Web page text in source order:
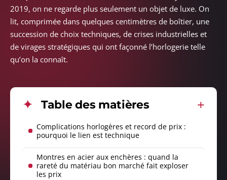
2019, on ne regarde plus seulement un objet de luxe. On
lit, comprimée dans quelques centimètres de boîtier, une
succession de choix techniques, de crises industrielles et
de virages stratégiques qui ont façonné l’horlogerie telle
qu’on la connaît.
Table des matières
Complications horlogères et record de prix :
pourquoi le lien est technique
Montres en acier aux enchères : quand la
rareté du matériau bon marché fait exploser
les prix